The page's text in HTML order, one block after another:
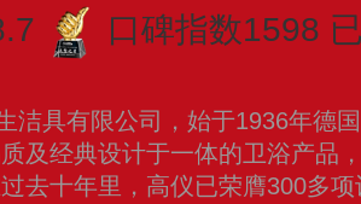
口碑指数1598
洁具有限公司，始于1936年德
及经典设计于一体的卫浴产品
去十年里，高仪已荣膺300多